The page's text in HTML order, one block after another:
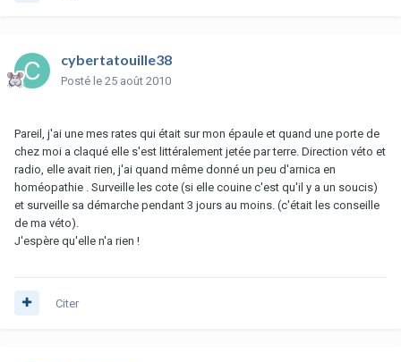
cybertatouille38
Posté le 25 août 2010
Pareil, j'ai une mes rates qui était sur mon épaule et quand une porte de
chez moi a claqué elle s'est littéralement jetée par terre. Direction véto et
radio, elle avait rien, j'ai quand même donné un peu d'arnica en
homéopathie . Surveille les cote (si elle couine c'est qu'il y a un soucis)
et surveille sa démarche pendant 3 jours au moins. (c'était les conseille
de ma véto).
J'espère qu'elle n'a rien !
Citer